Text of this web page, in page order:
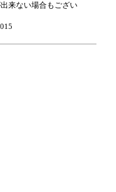
来ない場合もござい